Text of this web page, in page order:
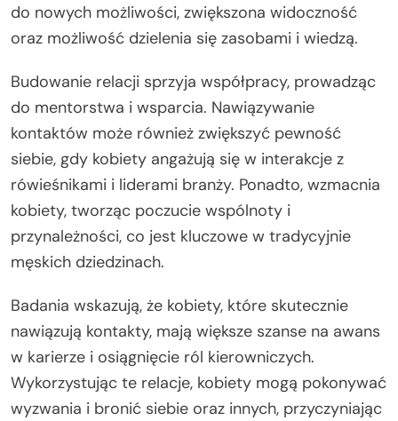
do nowych możliwości, zwiększona widoczność
oraz możliwość dzielenia się zasobami i wiedzą.
Budowanie relacji sprzyja współpracy, prowadząc
do mentorstwa i wsparcia. Nawiązywanie
kontaktów może również zwiększyć pewność
siebie, gdy kobiety angażują się w interakcje z
rówieśnikami i liderami branży. Ponadto, wzmacnia
kobiety, tworząc poczucie wspólnoty i
przynależności, co jest kluczowe w tradycyjnie
męskich dziedzinach.
Badania wskazują, że kobiety, które skutecznie
nawiązują kontakty, mają większe szanse na awans
w karierze i osiągnięcie ról kierowniczych.
Wykorzystując te relacje, kobiety mogą pokonywać
wyzwania i bronić siebie oraz innych, przyczyniając